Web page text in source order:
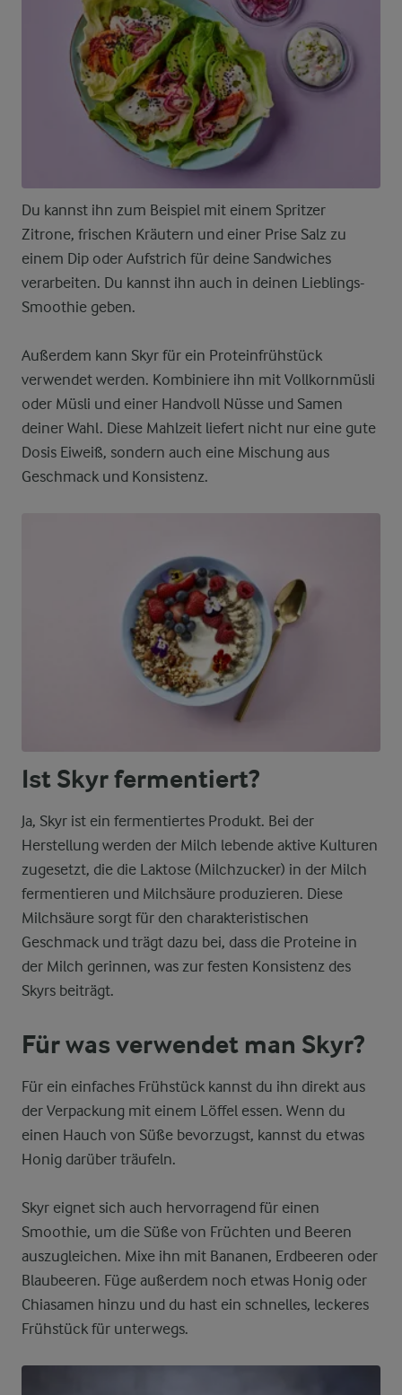
Du kannst ihn zum Beispiel mit einem Spritzer
Zitrone, frischen Kräutern und einer Prise Salz zu
einem Dip oder Aufstrich für deine Sandwiches
verarbeiten. Du kannst ihn auch in deinen Lieblings-
Smoothie geben.
Außerdem kann Skyr für ein Proteinfrühstück
verwendet werden. Kombiniere ihn mit Vollkornmüsli
oder Müsli und einer Handvoll Nüsse und Samen
deiner Wahl. Diese Mahlzeit liefert nicht nur eine gute
Dosis Eiweiß, sondern auch eine Mischung aus
Geschmack und Konsistenz.
Ist Skyr fermentiert?
Ja, Skyr ist ein fermentiertes Produkt. Bei der
Herstellung werden der Milch lebende aktive Kulturen
zugesetzt, die die Laktose (Milchzucker) in der Milch
fermentieren und Milchsäure produzieren. Diese
Milchsäure sorgt für den charakteristischen
Geschmack und trägt dazu bei, dass die Proteine in
der Milch gerinnen, was zur festen Konsistenz des
Skyrs beiträgt.
Für was verwendet man Skyr?
Für ein einfaches Frühstück kannst du ihn direkt aus
der Verpackung mit einem Löffel essen. Wenn du
einen Hauch von Süße bevorzugst, kannst du etwas
Honig darüber träufeln.
Skyr eignet sich auch hervorragend für einen
Smoothie, um die Süße von Früchten und Beeren
auszugleichen. Mixe ihn mit Bananen, Erdbeeren oder
Blaubeeren. Füge außerdem noch etwas Honig oder
Chiasamen hinzu und du hast ein schnelles, leckeres
Frühstück für unterwegs.